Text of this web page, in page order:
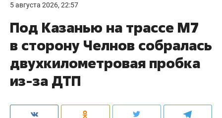
5 августа 2026, 22:57
Под Казанью на трассе М7
в сторону Челнов собралась
двухкилометровая пробка
из-за ДТП